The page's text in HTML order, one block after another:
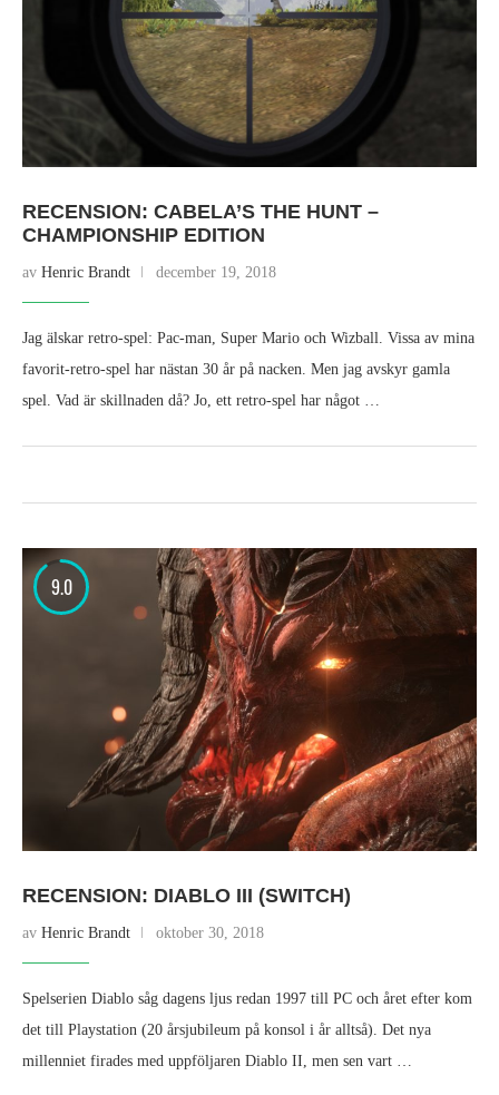
RECENSION: CABELA’S THE HUNT –
CHAMPIONSHIP EDITION
av Henric Brandt december 19, 2018
Jag älskar retro-spel: Pac-man, Super Mario och Wizball. Vissa av mina
favorit-retro-spel har nästan 30 år på nacken. Men jag avskyr gamla
spel. Vad är skillnaden då? Jo, ett retro-spel har något …
9.0
RECENSION: DIABLO III (SWITCH)
av Henric Brandt oktober 30, 2018
Spelserien Diablo såg dagens ljus redan 1997 till PC och året efter kom
det till Playstation (20 årsjubileum på konsol i år alltså). Det nya
millenniet firades med uppföljaren Diablo II, men sen vart …